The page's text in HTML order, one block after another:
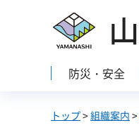
山梨県
防災・安全
トップ>組織案内 >